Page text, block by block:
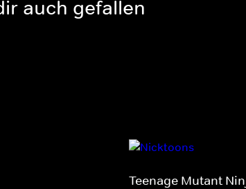
auch gefallen
Teenage Mutant